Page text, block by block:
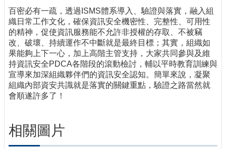
百密必有一疏，透過ISMS體系導入、驗證與落實，融入組
織日常工作文化，確保資訊安全機密性、完整性、可用性
的精神，促使資訊服務能不允許非授權的存取、不被竊
改、破壞、持續運作不中斷就是最終目標；其實，組織如
果能夠上下一心，加上高階主管支持，大家共同參與及維
持資訊安全PDCA各階段的滾動檢討，輔以平時教育訓練與
宣導來加深組織夥伴們的資訊安全認知。簡單來說，凝聚
組織內部資安共識就是落實的關鍵重點，驗證之路當然就
會順遂許多了！
相關圖片